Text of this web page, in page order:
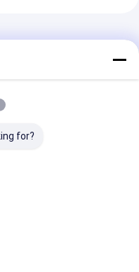
for?